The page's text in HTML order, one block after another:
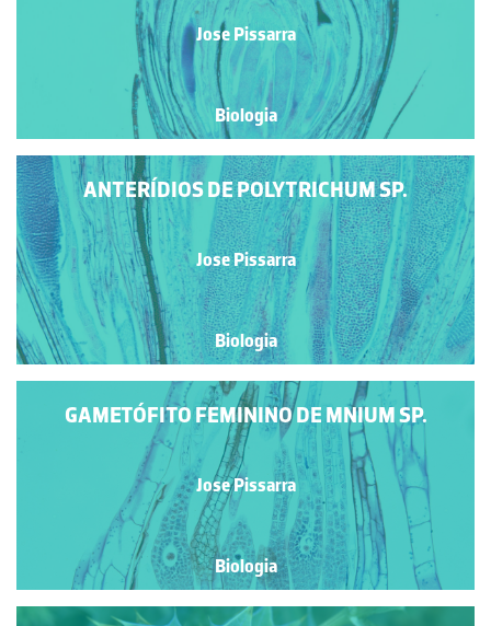
Jose Pissarra
Biologia
ANTERÍDIOS DE POLYTRICHUM SP.
Jose Pissarra
Biologia
GAMETÓFITO FEMININO DE MNIUM SP.
Jose Pissarra
Biologia